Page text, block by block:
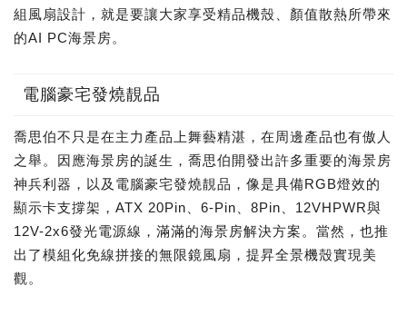
組風扇設計，就是要讓大家享受精品機殼、顏值散熱所帶來
的AI PC海景房。
電腦豪宅發燒靚品
喬思伯不只是在主力產品上舞藝精湛，在周邊產品也有傲人
之舉。因應海景房的誕生，喬思伯開發出許多重要的海景房
神兵利器，以及電腦豪宅發燒靚品，像是具備RGB燈效的
顯示卡支撐架，ATX 20Pin、6-Pin、8Pin、12VHPWR與
12V-2x6發光電源線，滿滿的海景房解決方案。當然，也推
出了模組化免線拼接的無限鏡風扇，提昇全景機殼實現美
觀。